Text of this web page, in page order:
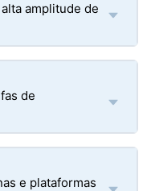
amplitude de
de
e plataformas